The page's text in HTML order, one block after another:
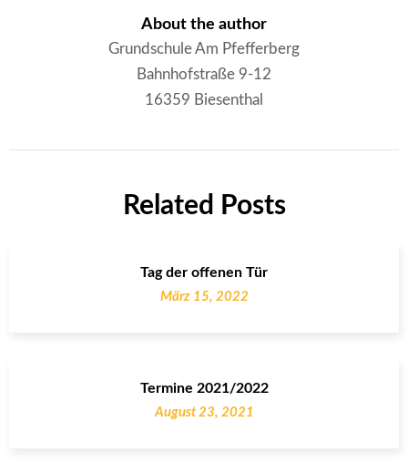
About the author
Grundschule Am Pfefferberg
Bahnhofstraße 9-12
16359 Biesenthal
Related Posts
Tag der offenen Tür
März 15, 2022
Termine 2021/2022
August 23, 2021